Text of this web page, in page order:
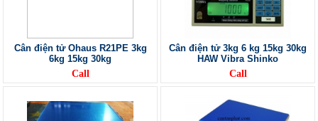
Cân điện tử Ohaus R21PE 3kg
6kg 15kg 30kg
Call
Cân điện tử 3kg 6 kg 15kg 30kg
HAW Vibra Shinko
Call